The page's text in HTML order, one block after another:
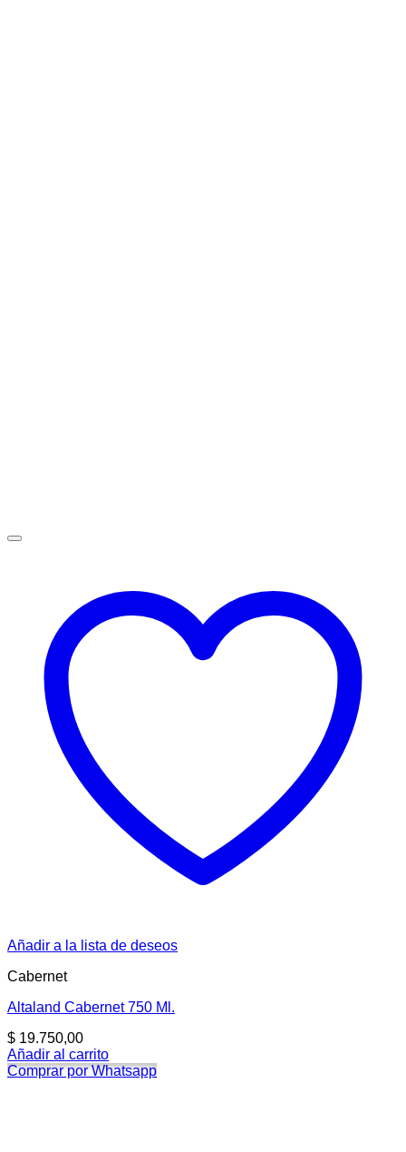
Añadir a la lista de deseos
Cabernet
Altaland Cabernet 750 Ml.
$ 19.750,00
Añadir al carrito
Comprar por Whatsapp